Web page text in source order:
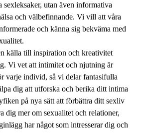
sexleksaker, utan även informativa
och välbefinnande. Vi vill att våra
och känna sig bekväma med
källa till inspiration och kreativitet
Vi vet att intimitet och njutning är
varje individ, så vi delar fantasifulla
dig att utforska och berika ditt intima
på nya sätt att förbättra ditt sexliv
dig mer om sexualitet och relationer,
har något som intresserar dig och